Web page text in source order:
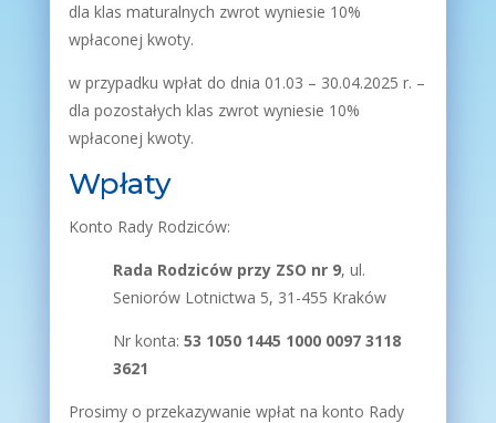
dla klas maturalnych zwrot wyniesie 10%
wpłaconej kwoty.
w przypadku wpłat do dnia 01.03 – 30.04.2025 r. –
dla pozostałych klas zwrot wyniesie 10%
wpłaconej kwoty.
Wpłaty
Konto Rady Rodziców:
Rada Rodziców przy ZSO nr 9, ul.
Seniorów Lotnictwa 5, 31-455 Kraków
Nr konta: 53 1050 1445 1000 0097 3118
3621
Prosimy o przekazywanie wpłat na konto Rady